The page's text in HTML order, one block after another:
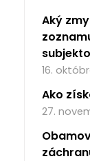
Aký
16.
Ako
27.